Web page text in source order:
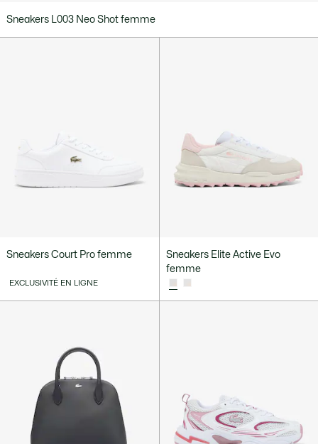
Sneakers L003 Neo Shot femme
Sneakers Court Pro femme
EXCLUSIVITÉ EN LIGNE
Sneakers Elite Active Evo
femme